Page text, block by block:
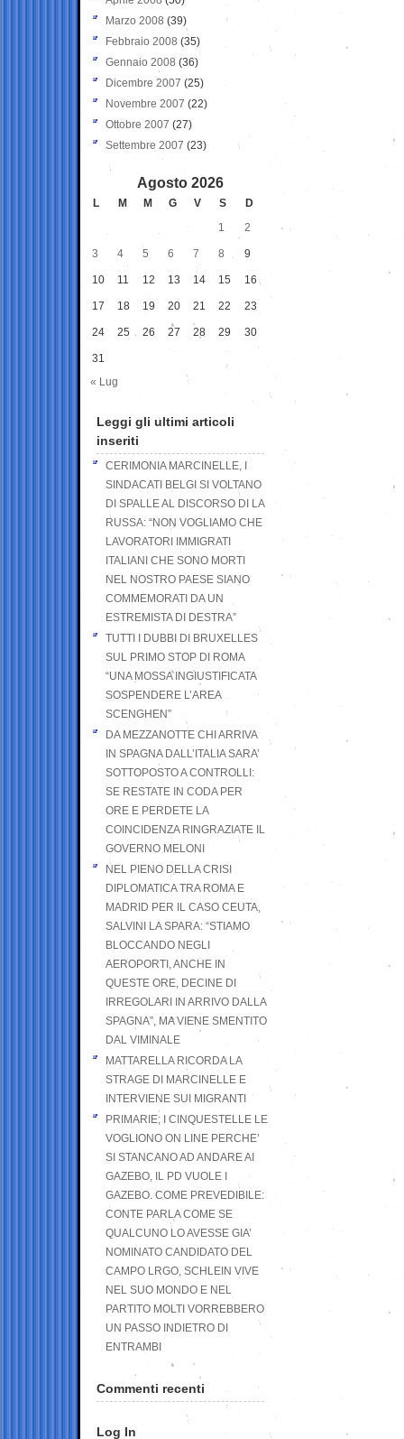
Marzo 2008 (39)
Febbraio 2008 (35)
Gennaio 2008 (36)
Dicembre 2007 (25)
Novembre 2007 (22)
Ottobre 2007 (27)
Settembre 2007 (23)
Agosto 2026
L M M G V S
D
1
2
3 4 5 6 7 8 9
10 11 12 13 14 15 16
17 18 19 20 21 22 23
24 25 26 27 28 29 30
31
« Lug
Leggi gli ultimi articoli
inseriti
CERIMONIA MARCINELLE, I
SINDACATI BELGI SI VOLTANO
DI SPALLE AL DISCORSO DI LA
RUSSA: “NON VOGLIAMO CHE
LAVORATORI IMMIGRATI
ITALIANI CHE SONO MORTI
NEL NOSTRO PAESE SIANO
COMMEMORATI DA UN
ESTREMISTA DI DESTRA”
TUTTI I DUBBI DI BRUXELLES
SUL PRIMO STOP DI ROMA
“UNA MOSSA INGIUSTIFICATA
SOSPENDERE L’AREA
SCENGHEN”
DA MEZZANOTTE CHI ARRIVA
IN SPAGNA DALL’ITALIA SARA’
SOTTOPOSTO A CONTROLLI:
SE RESTATE IN CODA PER
ORE E PERDETE LA
COINCIDENZA RINGRAZIATE IL
GOVERNO MELONI
NEL PIENO DELLA CRISI
DIPLOMATICA TRA ROMA E
MADRID PER IL CASO CEUTA,
SALVINI LA SPARA: “STIAMO
BLOCCANDO NEGLI
AEROPORTI, ANCHE IN
QUESTE ORE, DECINE DI
IRREGOLARI IN ARRIVO DALLA
SPAGNA”, MA VIENE SMENTITO
DAL VIMINALE
MATTARELLA RICORDA LA
STRAGE DI MARCINELLE E
INTERVIENE SUI MIGRANTI
PRIMARIE; I CINQUESTELLE LE
VOGLIONO ON LINE PERCHE’
SI STANCANO AD ANDARE AI
GAZEBO, IL PD VUOLE I
GAZEBO. COME PREVEDIBILE:
CONTE PARLA COME SE
QUALCUNO LO AVESSE GIA’
NOMINATO CANDIDATO DEL
CAMPO LRGO, SCHLEIN VIVE
NEL SUO MONDO E NEL
PARTITO MOLTI VORREBBERO
UN PASSO INDIETRO DI
ENTRAMBI
Commenti recenti
Log In